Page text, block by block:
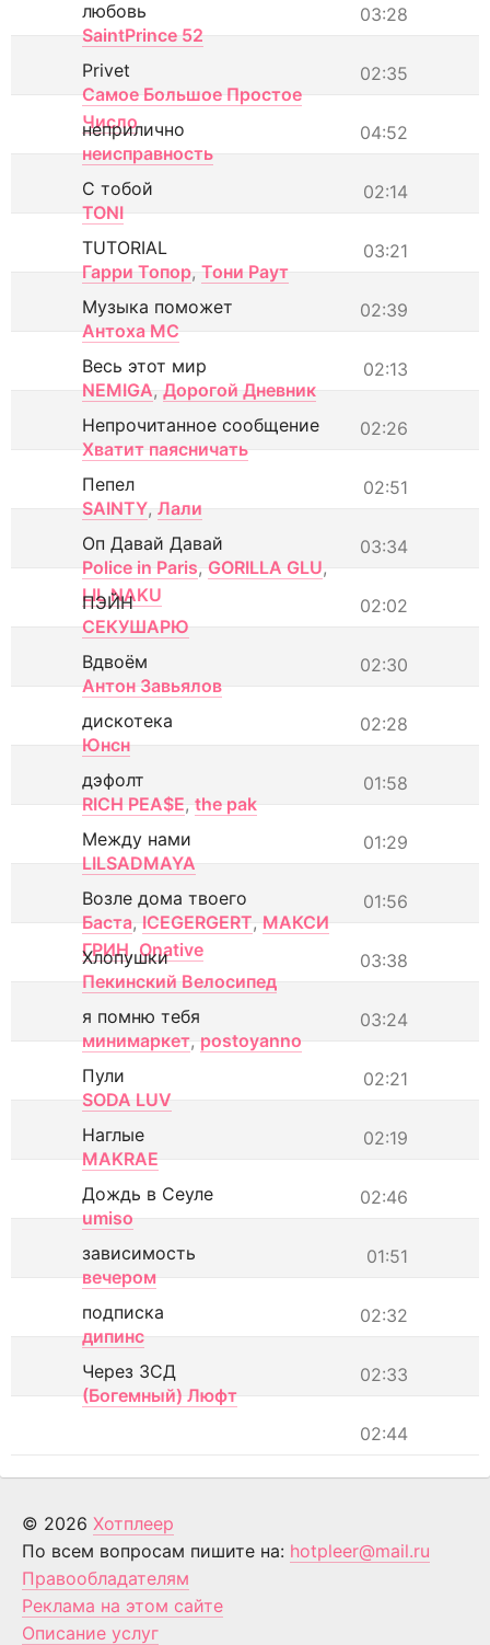
03:28
любовь
SaintPrince 52
02:35
Privet
Самое Большое Простое
Число
04:52
неприлично
неисправность
02:14
С тобой
TONI
03:21
TUTORIAL
Гарри Топор, Тони Раут
02:39
Музыка поможет
Антоха МС
02:13
Весь этот мир
NEMIGA, Дорогой Дневник
02:26
Непрочитанное сообщение
Хватит паясничать
02:51
Пепел
SAINTY, Лали
03:34
Оп Давай Давай
Police in Paris, GORILLA GLU,
LIL NAKU
02:02
ПЭЙН
СЕКУШАРЮ
02:30
Вдвоём
Антон Завьялов
02:28
дискотека
Юнсн
01:58
дэфолт
RICH PEA$E, the pak
01:29
Между нами
LILSADMAYA
01:56
Возле дома твоего
Баста, ICEGERGERT, МАКСИ
ГРИН, Onative 03:38
Хлопушки
Пекинский Велосипед
03:24
я помню тебя
минимаркет, postoyanno
02:21
Пули
SODA LUV
02:19
Наглые
MAKRAE
02:46
Дождь в Сеуле
umiso
01:51
зависимость
вечером
02:32
подписка
дипинс
02:33
Через ЗСД
(Богемный) Люфт
02:44
© 2026 Хотплеер
По всем вопросам пишите на: hotpleer@mail.ru
Правообладателям
Реклама на этом сайте
Описание услуг